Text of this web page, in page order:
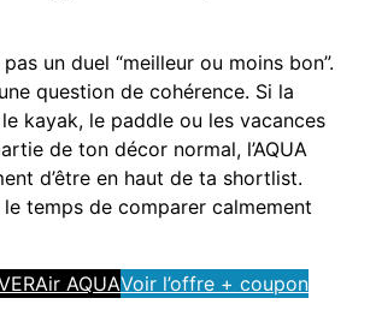
pas un duel “meilleur ou moins bon”.
question de cohérence. Si la
kayak, le paddle ou les vacances
de ton décor normal, l’AQUA
d’être en haut de ta shortlist.
le temps de comparer calmement
AQUAVoir l’offre + coupon